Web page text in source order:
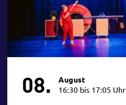
08. August
16:30 bis 17:05 Uhr